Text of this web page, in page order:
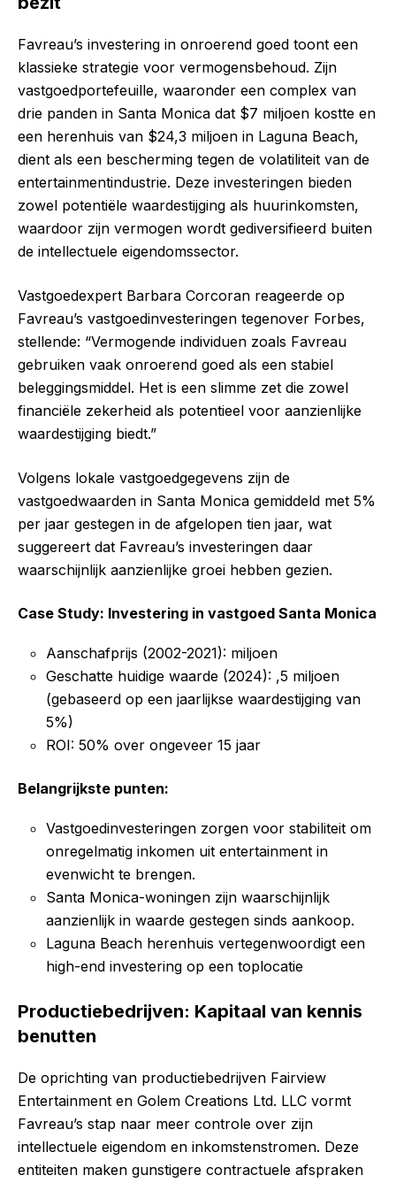
Favreau’s investering in onroerend goed toont een
klassieke strategie voor vermogensbehoud. Zijn
vastgoedportefeuille, waaronder een complex van
drie panden in Santa Monica dat $7 miljoen kostte en
een herenhuis van $24,3 miljoen in Laguna Beach,
dient als een bescherming tegen de volatiliteit van de
entertainmentindustrie. Deze investeringen bieden
zowel potentiële waardestijging als huurinkomsten,
waardoor zijn vermogen wordt gediversifieerd buiten
de intellectuele eigendomssector.
Vastgoedexpert Barbara Corcoran reageerde op
Favreau’s vastgoedinvesteringen tegenover Forbes,
stellende: “Vermogende individuen zoals Favreau
gebruiken vaak onroerend goed als een stabiel
beleggingsmiddel. Het is een slimme zet die zowel
financiële zekerheid als potentieel voor aanzienlijke
waardestijging biedt.”
Volgens lokale vastgoedgegevens zijn de
vastgoedwaarden in Santa Monica gemiddeld met 5%
per jaar gestegen in de afgelopen tien jaar, wat
suggereert dat Favreau’s investeringen daar
waarschijnlijk aanzienlijke groei hebben gezien.
Case Study: Investering in vastgoed Santa Monica
Aanschafprijs (2002-2021): miljoen
Geschatte huidige waarde (2024): ,5 miljoen
(gebaseerd op een jaarlijkse waardestijging van
5%)
ROI: 50% over ongeveer 15 jaar
Belangrijkste punten:
Vastgoedinvesteringen zorgen voor stabiliteit om
onregelmatig inkomen uit entertainment in
evenwicht te brengen.
Santa Monica-woningen zijn waarschijnlijk
aanzienlijk in waarde gestegen sinds aankoop.
Laguna Beach herenhuis vertegenwoordigt een
high-end investering op een toplocatie
Productiebedrijven: Kapitaal van kennis
benutten
De oprichting van productiebedrijven Fairview
Entertainment en Golem Creations Ltd. LLC vormt
Favreau’s stap naar meer controle over zijn
intellectuele eigendom en inkomstenstromen. Deze
entiteiten maken gunstigere contractuele afspraken